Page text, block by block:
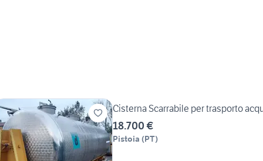
Cisterna Scarrabile per trasporto
18.700 €
Pistoia (PT)